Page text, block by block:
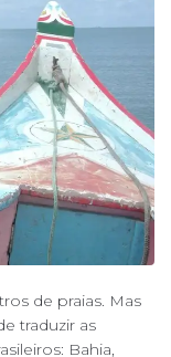
de praias. Mas
traduzir as
Bahia,